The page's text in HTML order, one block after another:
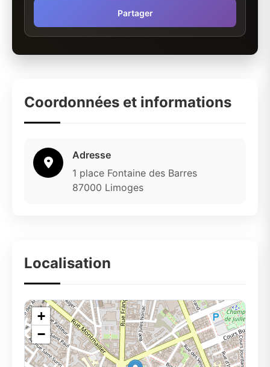
Partager
Coordonnées et informations
Adresse
1 place Fontaine des Barres
87000 Limoges
Localisation
+
−